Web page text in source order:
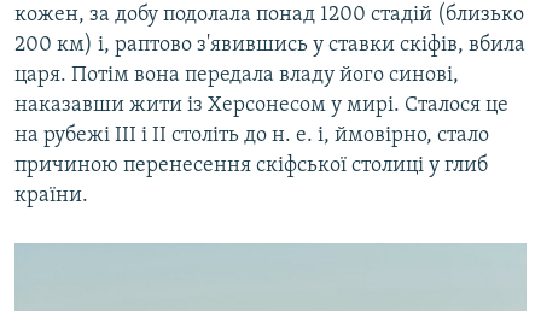
кожен, за добу подолала понад 1200 стадій (близько
200 км) і, раптово з'явившись у ставки скіфів, вбила
царя. Потім вона передала владу його синові,
наказавши жити із Херсонесом у мирі. Сталося це
на рубежі III і II століть до н. е. і, ймовірно, стало
причиною перенесення скіфської столиці у глиб
країни.